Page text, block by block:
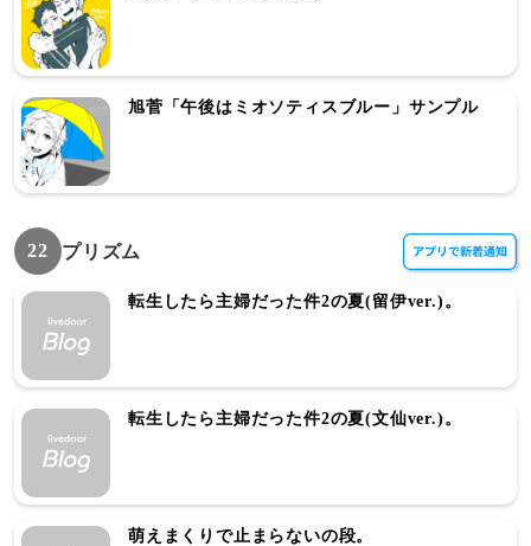
旭菅「午後はミオソティスブルー」サンプル
22 プリズム
転生したら主婦だった件2の夏(留伊ver.)。
転生したら主婦だった件2の夏(文仙ver.)。
萌えまくりで止まらないの段。